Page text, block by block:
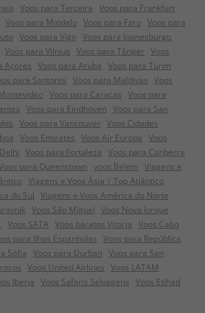
Voos para Terceira Voos para Frankfurt
Voos para Mindelo Voos para Faro Voos para
Voos para Vigo Voos para Joanesburgo
Voos para Vilnius Voos para Tânger Voos
Açores Voos para Aruba Voos para Turim
para Santorini Voos para Maldivas Voos
Voos para Caracas Voos para
Voos para Eindhoven Voos para San
Voos para Vancouver Voos Cidades
Voos Emirates Voos Air Europa Voos
Voos para Fortaleza Voos para Canberra
para Queenstown voos Belem Viagens e
Viagens e Voos Ásia | Top Atlântico
do Sul Viagens e Voos América do Norte
Voos São Miguel Voos Nova Iorque
Voos SATA Voos baratos Vitoria Voos Cabo
para Ilhas Espanholas Voos para República
Sófia Voos para Durban Voos para San
Voos United Airlines Voos LATAM
Iberia Voos Safaris Selvagens Voos Etihad